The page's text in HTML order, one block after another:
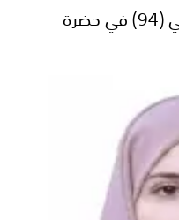
مواعظ الهاربين.. وسفاحي (94) في حضرة